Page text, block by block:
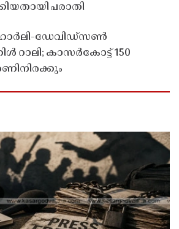
പരാതി
ഹാർലി-ഡേവിഡ്‌സൺ
റാലി; കാസർകോട്ട് 150